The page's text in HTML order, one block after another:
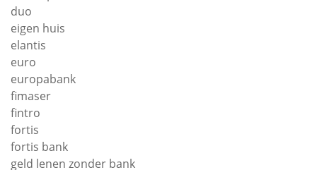
duo
eigen huis
elantis
euro
europabank
fimaser
fintro
fortis
fortis bank
geld lenen zonder bank